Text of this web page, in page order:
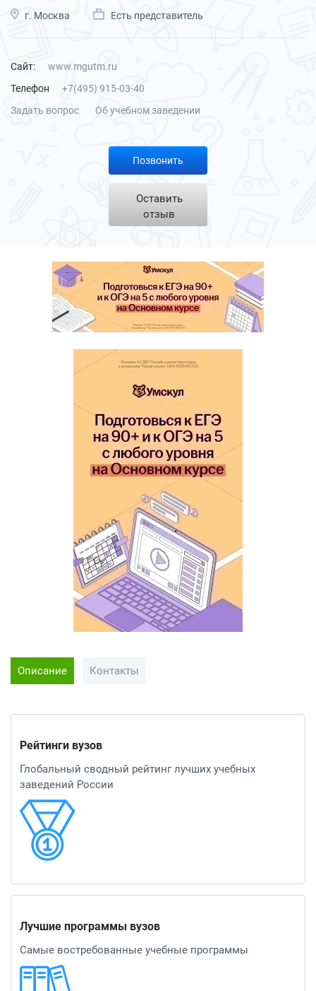
г. Москва Есть представитель
Сайт:
www.mgutm.ru
Телефон
+7(495) 915-03-40
Задать вопрос
Об учебном заведении
Позвонить
Оставить
отзыв
Описание Контакты
Рейтинги вузов
Глобальный сводный рейтинг лучших учебных
заведений России
Лучшие программы вузов
Самые востребованные учебные программы